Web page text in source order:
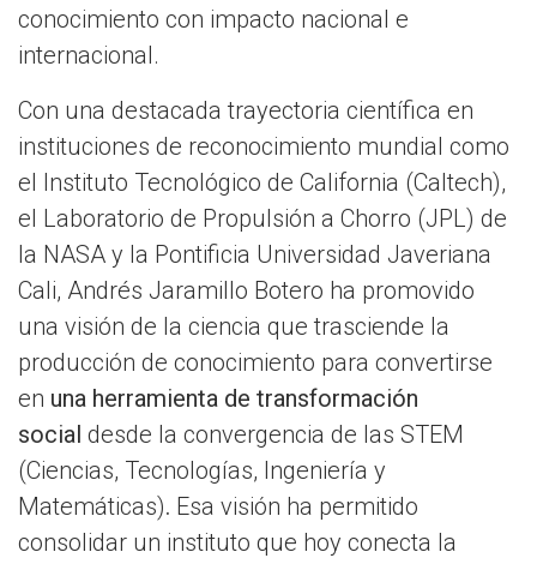
conocimiento con impacto nacional e
internacional.
Con una destacada trayectoria científica en
instituciones de reconocimiento mundial como
el Instituto Tecnológico de California (Caltech),
el Laboratorio de Propulsión a Chorro (JPL) de
la NASA y la Pontificia Universidad Javeriana
Cali, Andrés Jaramillo Botero ha promovido
una visión de la ciencia que trasciende la
producción de conocimiento para convertirse
en una herramienta de transformación
social desde la convergencia de las STEM
(Ciencias, Tecnologías, Ingeniería y
Matemáticas). Esa visión ha permitido
consolidar un instituto que hoy conecta la